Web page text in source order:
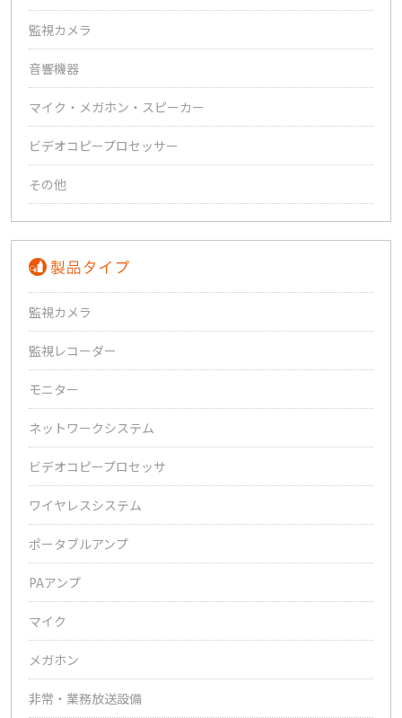
監視カメラ
音響機器
マイク・メガホン・スピーカー
ビデオコピープロセッサー
その他
監視カメラ
監視レコーダー
モニター
ネットワークシステム
ビデオコピープロセッサ
ワイヤレスシステム
ポータブルアンプ
PAアンプ
マイク
メガホン
非常・業務放送設備